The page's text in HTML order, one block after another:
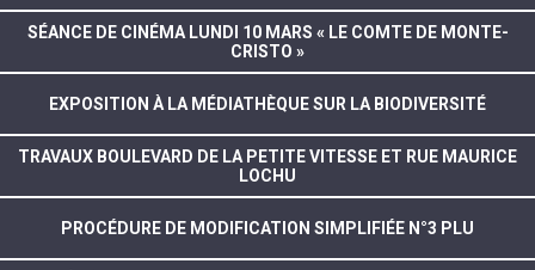
SÉANCE DE CINÉMA LUNDI 10 MARS « LE COMTE DE MONTE-
CRISTO »
EXPOSITION À LA MÉDIATHÈQUE SUR LA BIODIVERSITÉ
TRAVAUX BOULEVARD DE LA PETITE VITESSE ET RUE MAURICE
LOCHU
PROCÉDURE DE MODIFICATION SIMPLIFIÉE N°3 PLU